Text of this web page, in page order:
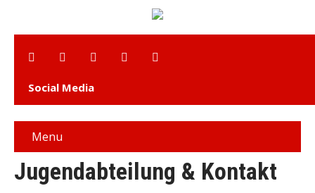
Social Media
Menu
Jugendabteilung & Kontakt